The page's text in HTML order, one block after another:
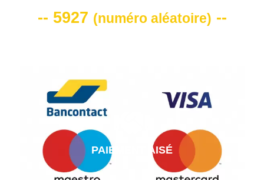
-- 5927 (numéro aléatoire) --
PAIEMENT AISÉ